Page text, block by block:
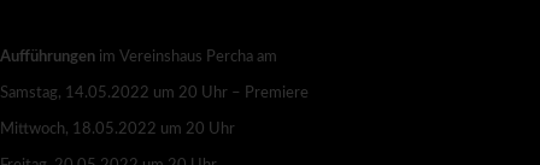
Aufführungen im Vereinshaus Percha am
Samstag, 14.05.2022 um 20 Uhr – Premiere
Mittwoch, 18.05.2022 um 20 Uhr